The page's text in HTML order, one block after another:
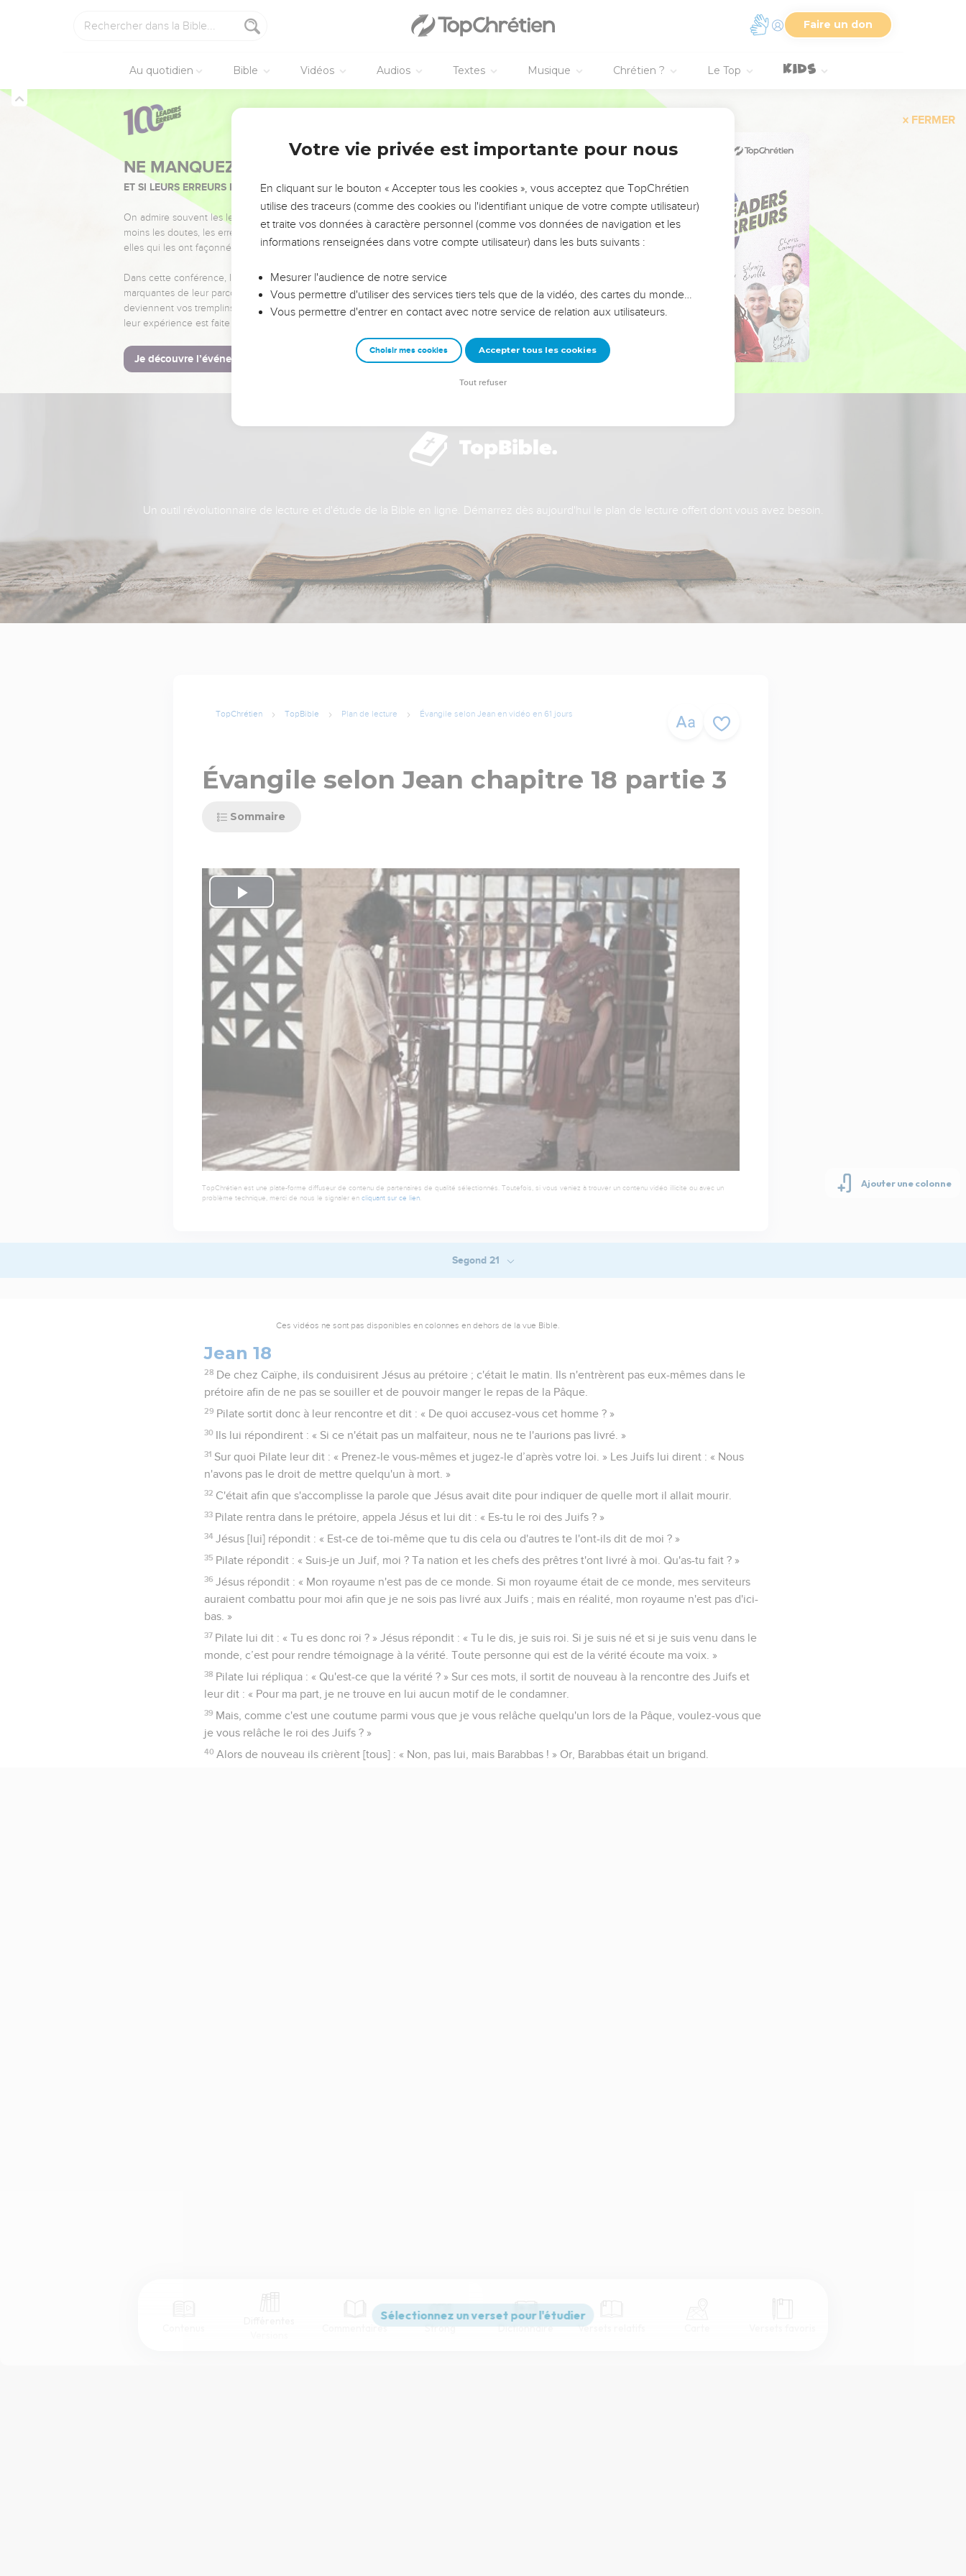
Faire un don
Au quotidien Bible Vidéos Audios Textes Musique Chrétien ? Le Top
FERMER
NE MANQUEZ PAS L’ÉVÉNEMENT DE L’ANNÉE !
ET SI LEURS ERREURS POUVAIENT VOUS ÉVITER LES VOTRES ?
On admire souvent les leaders pour leurs réussites, leur impact, leur foi ou leur vision. Mais on voit
moins les doutes, les erreurs et les saisons difficiles qu'ils ont traversés, alors même que ce sont
elles qui les ont façonnés.
Dans cette conférence, leaders, entrepreneurs, et responsables reviennent sur les erreurs
marquantes de leur parcours et les clés pour avancer avec plus de sagesse afin que leurs erreurs
deviennent vos tremplins. Que vous guidiez un ministère, une équipe, un groupe ou une famille,
leur expérience est faite pour vous.
Je découvre l’événement
Un outil révolutionnaire de lecture et d'étude de la Bible en ligne. Démarrez dès aujourd'hui le plan de lecture offert dont vous avez besoin.
TopChrétien TopBible Plan de lecture Évangile selon Jean en vidéo en 61 jours
Évangile selon Jean chapitre 18 partie 3
Sommaire
Play
Video
TopChrétien est une plate-forme diffuseur de contenu de partenaires de qualité sélectionnés. Toutefois, si vous veniez à trouver un contenu vidéo illicite ou avec un
problème technique, merci de nous le signaler en cliquant sur ce lien
Commentaires Strong Dictionnaire Versets relatifs
Segond 21
Ces vidéos ne sont pas disponibles en colonnes en dehors de la vue Bible.
Jean 18
28 De chez Caïphe, ils conduisirent Jésus au prétoire ; c'était le matin. Ils n'entrèrent pas eux-mêmes dans le
prétoire afin de ne pas se souiller et de pouvoir manger le repas de la Pâque.
29 Pilate sortit donc à leur rencontre et dit : « De quoi accusez-vous cet homme ? »
30 Ils lui répondirent : « Si ce n'était pas un malfaiteur, nous ne te l'aurions pas livré. »
31 Sur quoi Pilate leur dit : « Prenez-le vous-mêmes et jugez-le d’après votre loi. » Les Juifs lui dirent : « Nous
n'avons pas le droit de mettre quelqu'un à mort. »
32 C'était afin que s'accomplisse la parole que Jésus avait dite pour indiquer de quelle mort il allait mourir.
33 Pilate rentra dans le prétoire, appela Jésus et lui dit : « Es-tu le roi des Juifs ? »
34 Jésus [lui] répondit : « Est-ce de toi-même que tu dis cela ou d'autres te l'ont-ils dit de moi ? »
35 Pilate répondit : « Suis-je un Juif, moi ? Ta nation et les chefs des prêtres t'ont livré à moi. Qu'as-tu fait ? »
36 Jésus répondit : « Mon royaume n'est pas de ce monde. Si mon royaume était de ce monde, mes serviteurs
auraient combattu pour moi afin que je ne sois pas livré aux Juifs ; mais en réalité, mon royaume n'est pas d'ici-
bas. »
37 Pilate lui dit : « Tu es donc roi ? » Jésus répondit : « Tu le dis, je suis roi. Si je suis né et si je suis venu dans le
monde, c’est pour rendre témoignage à la vérité. Toute personne qui est de la vérité écoute ma voix. »
38 Pilate lui répliqua : « Qu'est-ce que la vérité ? » Sur ces mots, il sortit de nouveau à la rencontre des Juifs et
leur dit : « Pour ma part, je ne trouve en lui aucun motif de le condamner.
39 Mais, comme c'est une coutume parmi vous que je vous relâche quelqu'un lors de la Pâque, voulez-vous que
je vous relâche le roi des Juifs ? »
40 Alors de nouveau ils crièrent [tous] : « Non, pas lui, mais Barabbas ! » Or, Barabbas était un brigand.
Votre vie privée est importante pour nous
En cliquant sur le bouton « Accepter tous les cookies », vous acceptez que TopChrétien
utilise des traceurs (comme des cookies ou l'identifiant unique de votre compte utilisateur)
et traite vos données à caractère personnel (comme vos données de navigation et les
informations renseignées dans votre compte utilisateur) dans les buts suivants :
Mesurer l'audience de notre service
Vous permettre d'utiliser des services tiers tels que de la vidéo, des cartes du monde…
Vous permettre d'entrer en contact avec notre service de relation aux utilisateurs.
Choisir mes cookies Accepter tous les cookies
Tout refuser